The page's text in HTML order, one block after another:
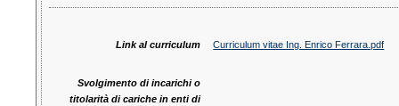
Link al curriculum Curriculum vitae Ing. Enrico Ferrara.pdf
Svolgimento di incarichi o
titolarità di cariche in enti di